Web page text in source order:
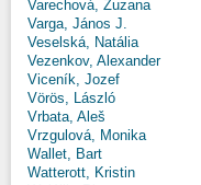
Varechová, Zuzana
Varga, János J.
Veselská, Natália
Vezenkov, Alexander
Viceník, Jozef
Vörös, László
Vrbata, Aleš
Vrzgulová, Monika
Wallet, Bart
Watterott, Kristin